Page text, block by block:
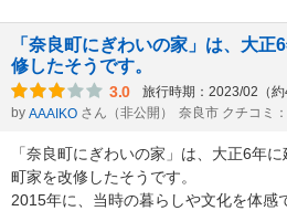
「奈良町にぎわいの家」は、大
修したそうです。
3.0 旅行時期：2023/02（約
by AAAIKO さん（非公開） 奈良市 クチコミ
「奈良町にぎわいの家」は、大正6年
町家を改修したそうです。
2015年に、当時の暮らしや文化を体感